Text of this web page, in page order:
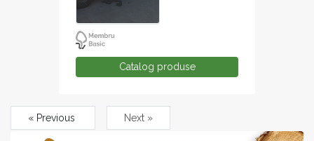
Catalog produse
« Previous Next »